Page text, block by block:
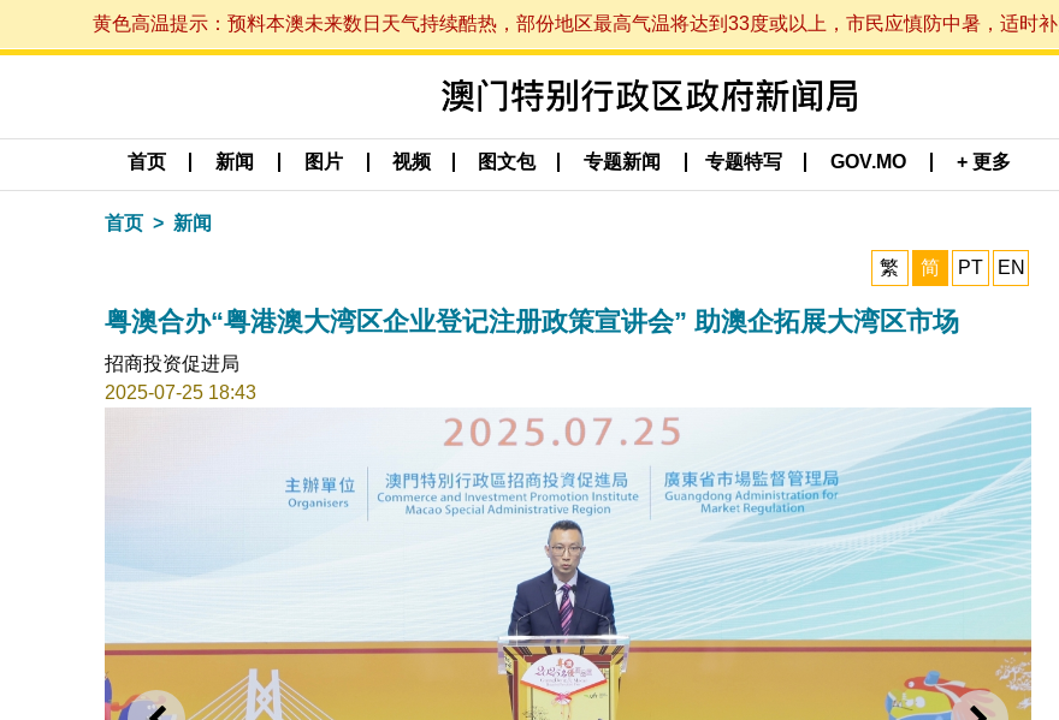
黄色高温提示：预料本澳未来数日天气持续酷热，部份地区最高气温将达到33度或以上，市民应慎防中暑，适时
首页 新闻 图片 视频 图文包 专题新闻 专题特写 GOV.MO + 更多
首页 新闻
繁 简 PT EN
粤澳合办“粤港澳大湾区企业登记注册政策宣讲会” 助澳企拓展大湾区市场
招商投资促进局
2025-07-25 18:43